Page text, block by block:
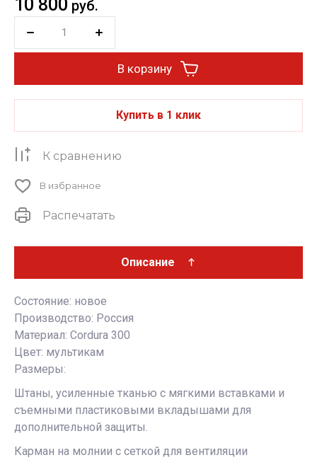
10 800 руб.
В корзину
Купить в 1 клик
К сравнению
В избранное
Распечатать
Описание
Состояние: новое
Производство: Россия
Материал: Cordura 300
Цвет: мультикам
Размеры:
Штаны, усиленные тканью с мягкими вставками и
съемными пластиковыми вкладышами для
дополнительной защиты.
Карман на молнии с сеткой для вентиляции